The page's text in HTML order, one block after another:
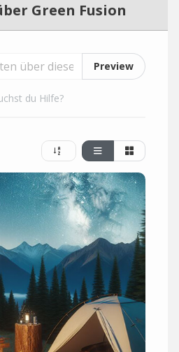
Green Fusion
Preview
du Hilfe?